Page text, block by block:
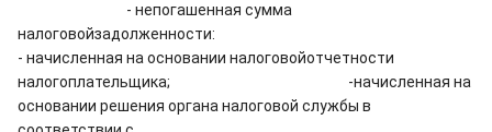
- непогашенная сумма
налоговойзадолженности:
- начисленная на основании налоговойотчетности
налогоплательщика; -начисленная на
основании решения органа налоговой службы в